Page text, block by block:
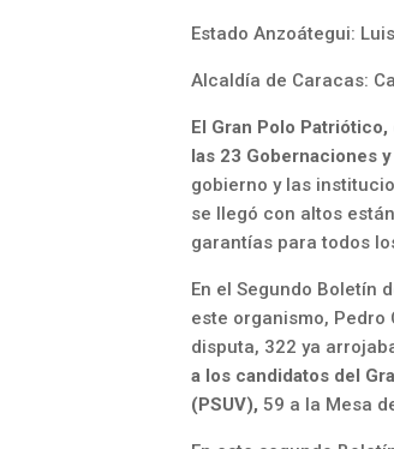
Estado Anzoátegui:
Alcaldía de Caracas:
El Gran Polo
las 23 Gobernaciones
gobierno y las
se llegó con altos
garantías para todos
En el Segundo Boletín
este organismo,
disputa, 322 ya
a los candidatos del
(PSUV), 59 a la Mesa